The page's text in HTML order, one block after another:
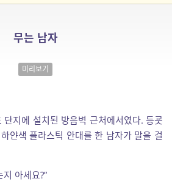
무는 남자
미리보기
지에 설치된 방음벽 근처에서였다. 등굣
얀색 플라스틱 안대를 한 남자가 말을 걸
아세요?”